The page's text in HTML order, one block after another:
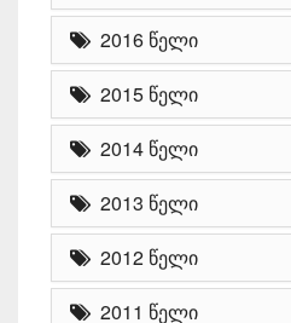
2016 წელი
2015 წელი
2014 წელი
2013 წელი
2012 წელი
2011 წელი